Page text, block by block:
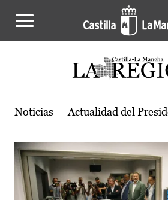
Actualidad de la
Noticias Actualidad del